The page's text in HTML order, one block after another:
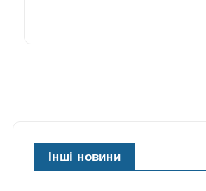
Інші новини